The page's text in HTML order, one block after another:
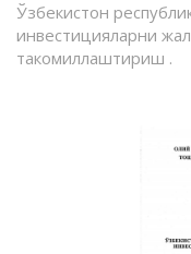
Ўзбекистон
инвестицияларни
такомиллаштириш .